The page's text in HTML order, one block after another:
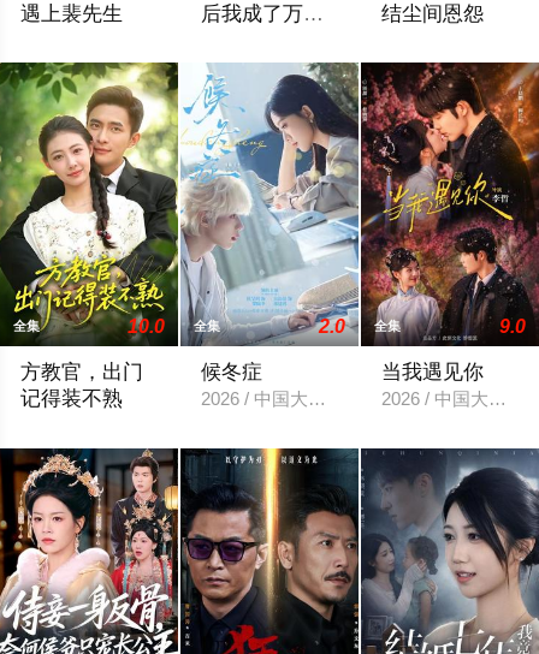
遇上裴先生
后我成了万人
结尘间恩怨
全集 10.0
方教官，出门
记得装不熟
全集 2.0
候冬症
2026 / 中国大陆 / 吴添豪＆侯呈玥
全集 9.0
当我遇见你
2026 / 中国大陆 /